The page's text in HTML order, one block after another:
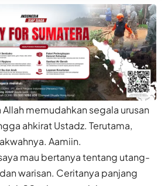
memudahkan segala urusan
ahkirat Ustadz. Terutama,
Aamiin.
mau bertanya tentang utang-
warisan. Ceritanya panjang